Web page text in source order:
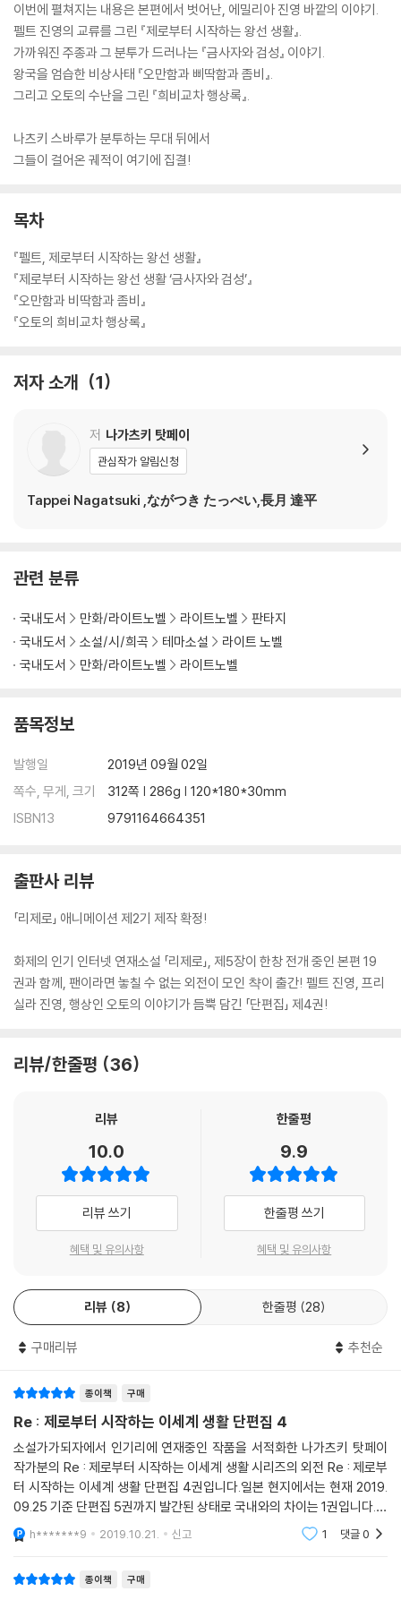
이번에 펼쳐지는 내용은 본편에서 벗어난, 에밀리아 진영 바깥의 이야기.
펠트 진영의 교류를 그린 『제로부터 시작하는 왕선 생활』.
가까워진 주종과 그 분투가 드러나는 『금사자와 검성』 이야기.
왕국을 엄습한 비상사태 『오만함과 삐딱함과 좀비』.
그리고 오토의 수난을 그린 『희비교차 행상록』.
나츠키 스바루가 분투하는 무대 뒤에서
그들이 걸어온 궤적이 여기에 집결!
목차
『펠트, 제로부터 시작하는 왕선 생활』
『제로부터 시작하는 왕선 생활 ‘금사자와 검성’』
『오만함과 비딱함과 좀비』
『오토의 희비교차 행상록』
저자 소개 1
저 나가츠키 탓페이
관심작가 알림신청
Tappei Nagatsuki ,ながつき たっぺい,長月 達平
관련 분류
국내도서 만화/라이트노벨 라이트노벨
판타지
국내도서
소설/시/희곡 테마소설
라이트 노벨
국내도서
만화/라이트노벨 라이트노벨
품목정보
발행일
2019년 09월 02일
쪽수, 무게, 크기
312쪽 | 286g | 120*180*30mm
ISBN13
9791164664351
출판사 리뷰
「리제로」 애니메이션 제2기 제작 확정!
화제의 인기 인터넷 연재소설 「리제로」, 제5장이 한창 전개 중인 본편 19
권과 함께, 팬이라면 놓칠 수 없는 외전이 모인 챡이 출간! 펠트 진영, 프리
실라 진영, 행상인 오토의 이야기가 듬뿍 담긴 「단편집」 제4권!
리뷰/한줄평 36
리뷰
10.0
리뷰 쓰기
혜택 및 유의사항
한줄평
9.9
한줄평 쓰기
혜택 및 유의사항
리뷰 8 한줄평 28
구매리뷰 추천순
종이책 구매
Re : 제로부터 시작하는 이세계 생활 단편집 4
소설가가되자에서 인기리에 연재중인 작품을 서적화한 나가츠키 탓페이
작가분의 Re : 제로부터 시작하는 이세계 생활 시리즈의 외전 Re : 제로부
터 시작하는 이세계 생활 단편집 4권입니다.일본 현지에서는 현재 2019.
09.25 기준 단편집 5권까지 발간된 상태로 국내와의 차이는 1권입니다.본
편의 이야기는 진행되지 않지만 미처 다루지 못했던 주변 캐릭터들의 이야
기를 볼 수 있는 외전
h*******9 2019.10.21. 신고 1 댓글0
종이책 구매